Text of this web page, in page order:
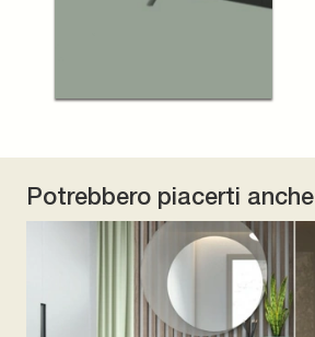
Potrebbero piacerti anche